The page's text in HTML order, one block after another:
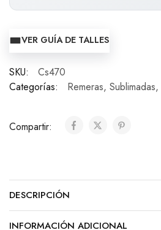
VER GUÍA DE TALLES
SKU:
Cs470
Categorías:
Remeras, Sublimadas,
Compartir:
DESCRIPCIÓN
INFORMACIÓN ADICIONAL